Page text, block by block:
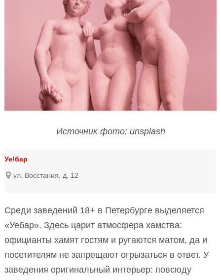
Источник фото: unsplash
Уе!бар
ул. Восстания, д. 12
Среди заведений 18+ в Петербурге выделяется
«Уебар». Здесь царит атмосфера хамства:
официанты хамят гостям и ругаются матом, да и
посетителям не запрещают огрызаться в ответ. У
заведения оригинальный интерьер: повсюду